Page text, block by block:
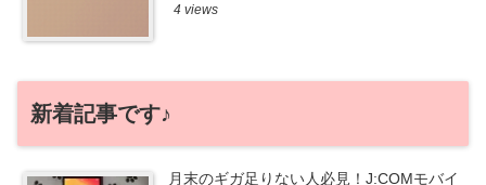
4 views
新着記事です♪
月末のギガ足りない人必見！J:COMモバイ